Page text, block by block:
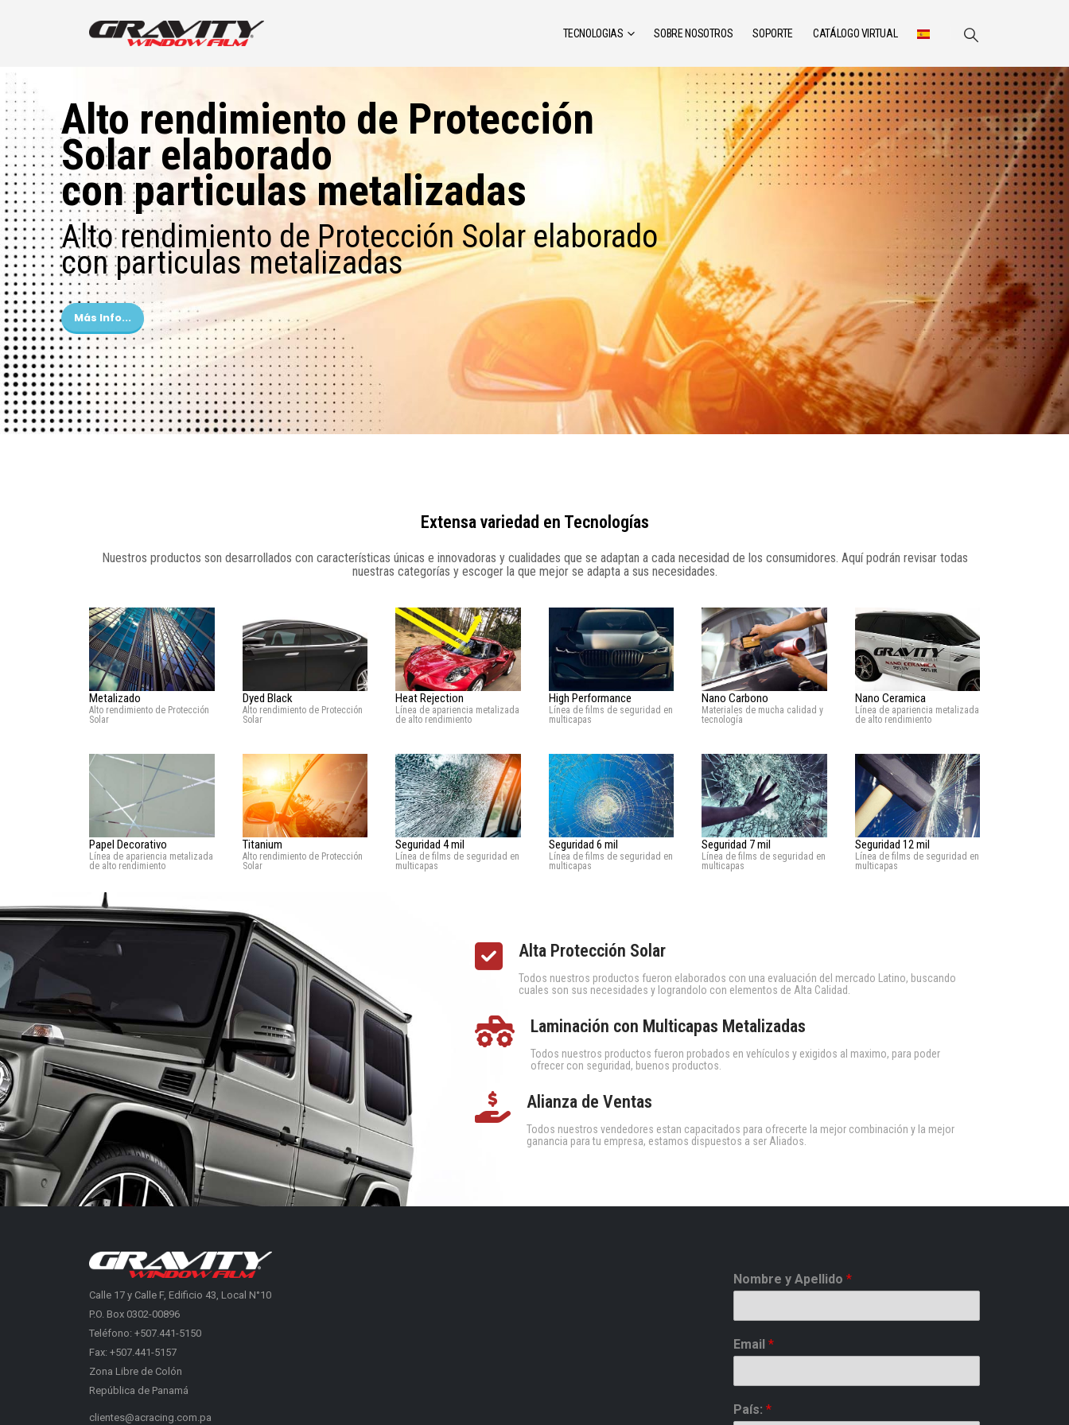
TECNOLOGIAS SOBRE NOSOTROS SOPORTE CATÁLOGO VIRTUAL
Alto rendimiento de Protección
Solar elaborado
con particulas metalizadas
Alto rendimiento de Protección Solar elaborado
con particulas metalizadas
Más Info...
Extensa variedad en Tecnologías
Nuestros productos son desarrollados con características únicas e innovadoras y cualidades que se adaptan a cada necesidad de los consumidores. Aquí podrán revisar todas
nuestras categorías y escoger la que mejor se adapta a sus necesidades.
Metalizado
Alto rendimiento de Protección
Solar
Dyed Black
Alto rendimiento de Protección
Solar
Heat Rejection
Línea de apariencia metalizada
de alto rendimiento
High Performance
Línea de films de seguridad en
multicapas
Nano Carbono
Materiales de mucha calidad y
tecnología
Nano Ceramica
Línea de apariencia metalizada
de alto rendimiento
Papel Decorativo
Línea de apariencia metalizada
de alto rendimiento
Titanium
Alto rendimiento de Protección
Solar
Seguridad 4 mil
Línea de films de seguridad en
multicapas
Seguridad 6 mil
Línea de films de seguridad en
multicapas
Seguridad 7 mil
Línea de films de seguridad en
multicapas
Seguridad 12 mil
Línea de films de seguridad en
multicapas
Alta Protección Solar
Todos nuestros productos fueron elaborados con una evaluación del mercado Latino, buscando
cuales son sus necesidades y lograndolo con elementos de Alta Calidad.
Laminación con Multicapas Metalizadas
Todos nuestros productos fueron probados en vehículos y exigidos al maximo, para poder
ofrecer con seguridad, buenos productos.
Alianza de Ventas
Todos nuestros vendedores estan capacitados para ofrecerte la mejor combinación y la mejor
ganancia para tu empresa, estamos dispuestos a ser Aliados.
Calle 17 y Calle F, Edificio 43, Local N°10
P.O. Box 0302-00896
Teléfono: +507.441-5150
Fax: +507.441-5157
Zona Libre de Colón
República de Panamá
clientes@acracing.com.pa
Nombre y Apellido *
Email *
País: *